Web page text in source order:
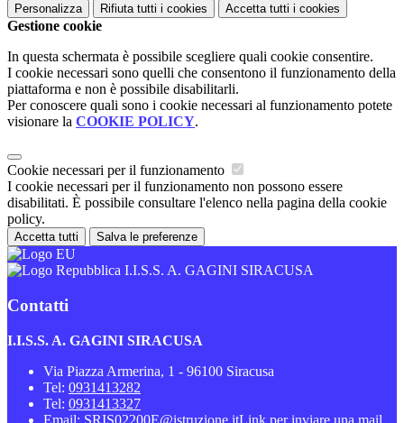
Personalizza Rifiuta tutti i cookies Accetta tutti i cookies
Gestione cookie
In questa schermata è possibile scegliere quali cookie consentire.
I cookie necessari sono quelli che consentono il funzionamento della
piattaforma e non è possibile disabilitarli.
Per conoscere quali sono i cookie necessari al funzionamento potete
visionare la COOKIE POLICY.
Cookie necessari per il funzionamento
I cookie necessari per il funzionamento non possono essere
disabilitati. È possibile consultare l'elenco nella pagina della cookie
policy.
Accetta tutti Salva le preferenze
I.I.S.S. A. GAGINI SIRACUSA
Contatti
I.I.S.S. A. GAGINI SIRACUSA
Via Piazza Armerina, 1 - 96100 Siracusa
Tel: 0931413282
Tel: 0931413327
Email: SRIS02200E@istruzione.itLink per inviare una mail